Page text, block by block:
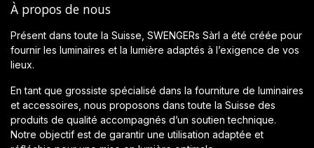
À propos de nous
Présent dans toute la Suisse, SWENGERs Sàrl a été créée pour
fournir les luminaires et la lumière adaptés à l’exigence de vos
lieux.
En tant que grossiste spécialisé dans la fourniture de luminaires
et accessoires, nous proposons dans toute la Suisse des
produits de qualité accompagnés d’un soutien technique.
Notre objectif est de garantir une utilisation adaptée et